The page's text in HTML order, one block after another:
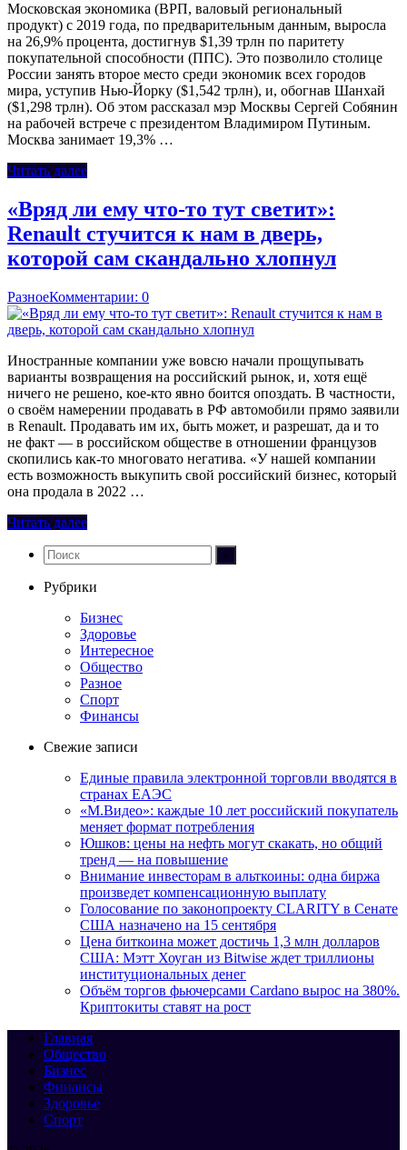
Московская экономика (ВРП, валовый региональный
продукт) с 2019 года, по предварительным данным, выросла
на 26,9% процента, достигнув $1,39 трлн по паритету
покупательной способности (ППС). Это позволило столице
России занять второе место среди экономик всех городов
мира, уступив Нью-Йорку ($1,542 трлн), и, обогнав Шанхай
($1,298 трлн). Об этом рассказал мэр Москвы Сергей Собянин
на рабочей встрече с президентом Владимиром Путиным.
Москва занимает 19,3% …
Читать далее
«Вряд ли ему что-то тут светит»:
Renault стучится к нам в дверь,
которой сам скандально хлопнул
РазноеКомментарии: 0
Иностранные компании уже вовсю начали прощупывать
варианты возвращения на российский рынок, и, хотя ещё
ничего не решено, кое-кто явно боится опоздать. В частности,
о своём намерении продавать в РФ автомобили прямо заявили
в Renault. Продавать им их, быть может, и разрешат, да и то
не факт — в российском обществе в отношении французов
скопились как-то многовато негатива. «У нашей компании
есть возможность выкупить свой российский бизнес, который
она продала в 2022 …
Читать далее
Рубрики
Бизнес
Здоровье
Интересное
Общество
Разное
Спорт
Финансы
Свежие записи
Единые правила электронной торговли вводятся в
странах ЕАЭС
«М.Видео»: каждые 10 лет российский покупатель
меняет формат потребления
Юшков: цены на нефть могут скакать, но общий
тренд — на повышение
Внимание инвесторам в альткоины: одна биржа
произведет компенсационную выплату
Голосование по законопроекту CLARITY в Сенате
США назначено на 15 сентября
Цена биткоина может достичь 1,3 млн долларов
США: Мэтт Хоуган из Bitwise ждет триллионы
институциональных денег
Объём торгов фьючерсами Cardano вырос на 380%.
Криптокиты ставят на рост
Главная
Общество
Бизнес
Финансы
Здоровье
Спорт